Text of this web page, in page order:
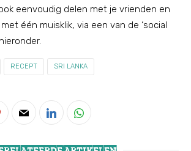
eenvoudig delen met je vrienden en
één muisklik, via een van de ‘social
RECEPT SRI LANKA